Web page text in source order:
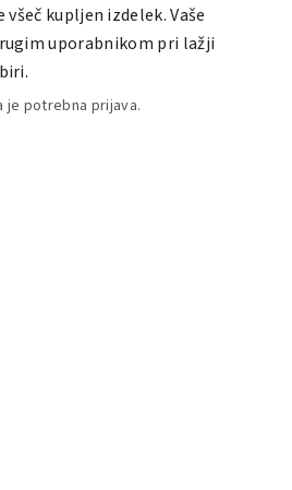
kupljen izdelek. Vaše
uporabnikom pri lažji
je potrebna prijava.